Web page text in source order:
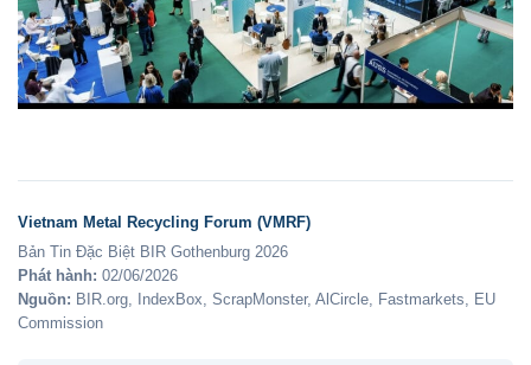
Vietnam Metal Recycling Forum (VMRF)
Bản Tin Đặc Biệt BIR Gothenburg 2026
Phát hành: 02/06/2026
Nguồn: BIR.org, IndexBox, ScrapMonster, AlCircle, Fastmarkets, EU
Commission